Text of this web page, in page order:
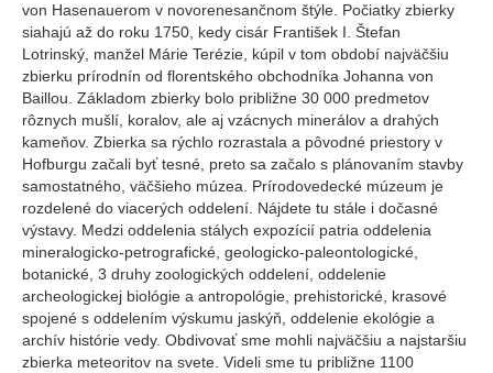
von Hasenauerom v novorenesančnom štýle. Počiatky zbierky
siahajú až do roku 1750, kedy cisár František I. Štefan
Lotrinský, manžel Márie Terézie, kúpil v tom období najväčšiu
zbierku prírodnín od florentského obchodníka Johanna von
Baillou. Základom zbierky bolo približne 30 000 predmetov
rôznych mušlí, koralov, ale aj vzácnych minerálov a drahých
kameňov. Zbierka sa rýchlo rozrastala a pôvodné priestory v
Hofburgu začali byť tesné, preto sa začalo s plánovaním stavby
samostatného, väčšieho múzea. Prírodovedecké múzeum je
rozdelené do viacerých oddelení. Nájdete tu stále i dočasné
výstavy. Medzi oddelenia stálych expozícií patria oddelenia
mineralogicko-petrografické, geologicko-paleontologické,
botanické, 3 druhy zoologických oddelení, oddelenie
archeologickej biológie a antropológie, prehistorické, krasové
spojené s oddelením výskumu jaskýň, oddelenie ekológie a
archív histórie vedy. Obdivovať sme mohli najväčšiu a najstaršiu
zbierka meteoritov na svete. Videli sme tu približne 1100